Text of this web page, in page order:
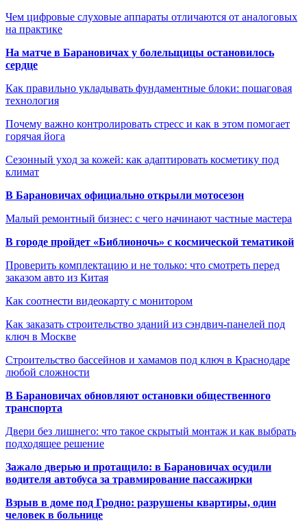
Чем цифровые слуховые аппараты отличаются от аналоговых
на практике
На матче в Барановичах у болельщицы остановилось
сердце
Как правильно укладывать фундаментные блоки: пошаговая
технология
Почему важно контролировать стресс и как в этом помогает
горячая йога
Сезонный уход за кожей: как адаптировать косметику под
климат
В Барановичах официально открыли мотосезон
Малый ремонтный бизнес: с чего начинают частные мастера
В городе пройдет «Библионочь» с космической тематикой
Проверить комплектацию и не только: что смотреть перед
заказом авто из Китая
Как соотнести видеокарту с монитором
Как заказать строительство зданий из сэндвич-панелей под
ключ в Москве
Строительство бассейнов и хамамов под ключ в Краснодаре
любой сложности
В Барановичах обновляют остановки общественного
транспорта
Двери без лишнего: что такое скрытый монтаж и как выбрать
подходящее решение
Зажало дверью и протащило: в Барановичах осудили
водителя автобуса за травмирование пассажирки
Взрыв в доме под Гродно: разрушены квартиры, один
человек в больнице